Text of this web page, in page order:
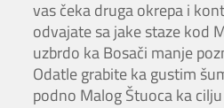
vas čeka druga okrepa i
odvajate sa jake staze kod
uzbrdo ka Bosači manje
Odatle grabite ka gustim
podno Malog Štuoca ka